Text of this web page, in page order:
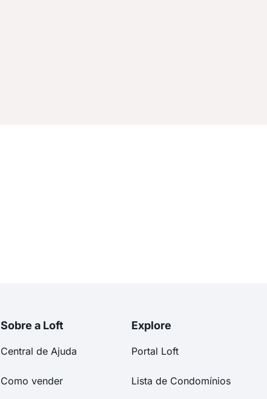
Sobre a Loft
Central de Ajuda
Como vender
Explore
Portal Loft
Lista de Condomínios